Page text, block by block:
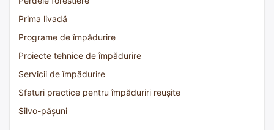
Prima livadă
Programe de împădurire
Proiecte tehnice de împădurire
Servicii de împădurire
Sfaturi practice pentru împăduriri reușite
Silvo-pășuni